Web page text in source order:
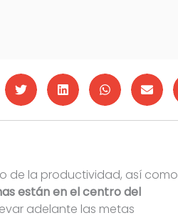
de la productividad, así como
están en el centro del
adelante las metas